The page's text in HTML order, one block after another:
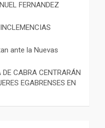
FERNANDEZ
ante la Nuevas
CABRA CENTRARÁN
EGABRENSES EN